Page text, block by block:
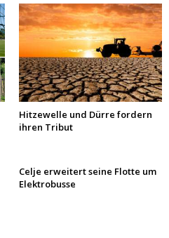
Hitzewelle und Dürre fordern
ihren Tribut
Celje erweitert seine Flotte um
Elektrobusse